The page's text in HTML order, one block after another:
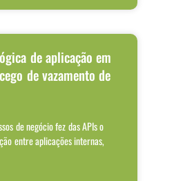
de aplicação em
de vazamento de
de negócio fez das APIs o
entre aplicações internas,